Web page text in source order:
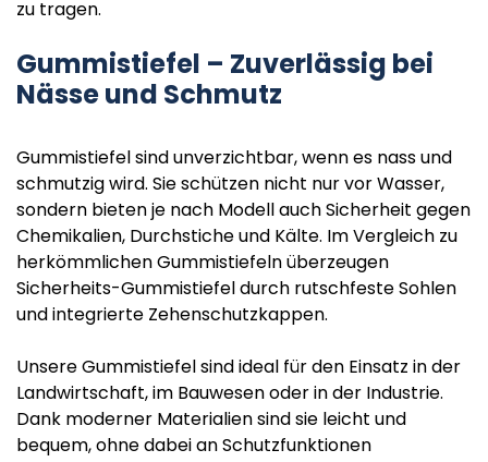
zu tragen.
Gummistiefel – Zuverlässig bei
Nässe und Schmutz
Gummistiefel sind unverzichtbar, wenn es nass und
schmutzig wird. Sie schützen nicht nur vor Wasser,
sondern bieten je nach Modell auch Sicherheit gegen
Chemikalien, Durchstiche und Kälte. Im Vergleich zu
herkömmlichen Gummistiefeln überzeugen
Sicherheits-Gummistiefel durch rutschfeste Sohlen
und integrierte Zehenschutzkappen.
Unsere Gummistiefel sind ideal für den Einsatz in der
Landwirtschaft, im Bauwesen oder in der Industrie.
Dank moderner Materialien sind sie leicht und
bequem, ohne dabei an Schutzfunktionen